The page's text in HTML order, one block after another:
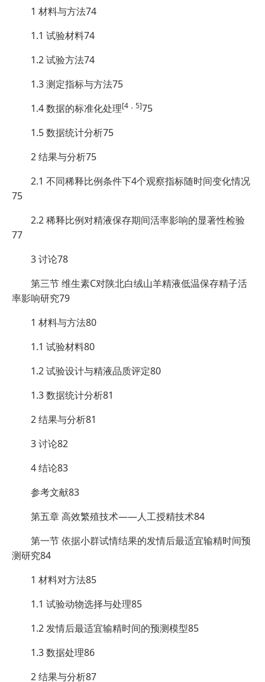
1 材料与方法74
1.1 试验材料74
1.2 试验方法74
1.3 测定指标与方法75
1.4 数据的标准化处理[4，5]75
1.5 数据统计分析75
2 结果与分析75
2.1 不同稀释比例条件下4个观察指标随时间变化情况
75
2.2 稀释比例对精液保存期间活率影响的显著性检验
77
3 讨论78
第三节 维生素C对陕北白绒山羊精液低温保存精子活
率影响研究79
1 材料与方法80
1.1 试验材料80
1.2 试验设计与精液品质评定80
1.3 数据统计分析81
2 结果与分析81
3 讨论82
4 结论83
参考文献83
第五章 高效繁殖技术——人工授精技术84
第一节 依据小群试情结果的发情后最适宜输精时间预
测研究84
1 材料对方法85
1.1 试验动物选择与处理85
1.2 发情后最适宜输精时间的预测模型85
1.3 数据处理86
2 结果与分析87